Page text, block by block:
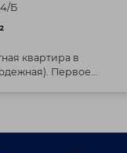
Б
квартира в
Первое